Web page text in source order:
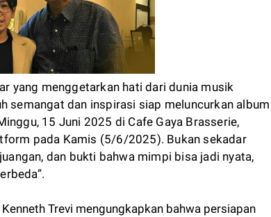
yang menggetarkan hati dari dunia musik
semangat dan inspirasi siap meluncurkan album
15 Juni 2025 di Cafe Gaya Brasserie,
pada Kamis (5/6/2025). Bukan sekadar
dan bukti bahwa mimpi bisa jadi nyata,
Trevi mengungkapkan bahwa persiapan